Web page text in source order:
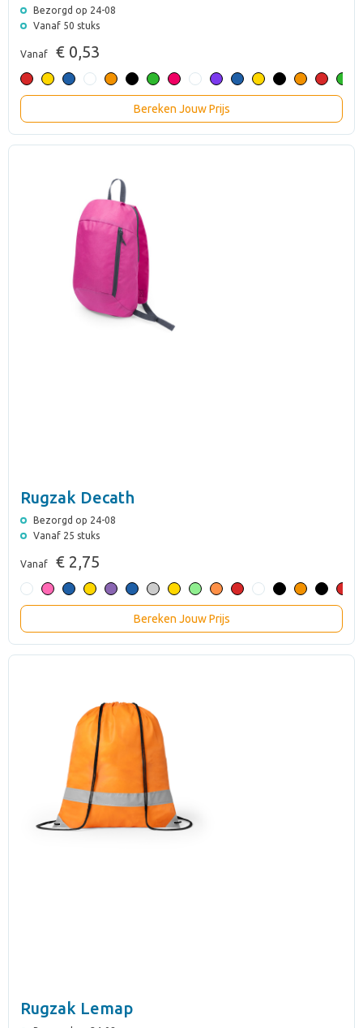
Bezorgd op 24-08
Vanaf 50 stuks
Vanaf € 0,53
Bereken Jouw Prijs
Rugzak Decath
Bezorgd op 24-08
Vanaf 25 stuks
Vanaf € 2,75
Bereken Jouw Prijs
Rugzak Lemap